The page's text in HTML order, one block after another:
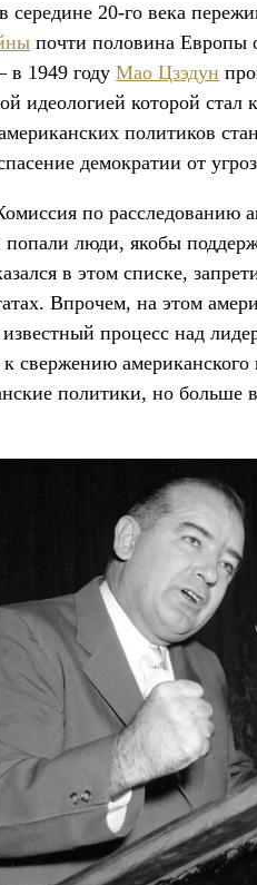
20-го века
почти половина Европы
в 1949 году Мао Цзэдун
идеологией которой стал
политиков
демократии от
по расследованию
попали люди, якобы
в этом списке,
Впрочем, на этом
процесс над
свержению
политики, но больше